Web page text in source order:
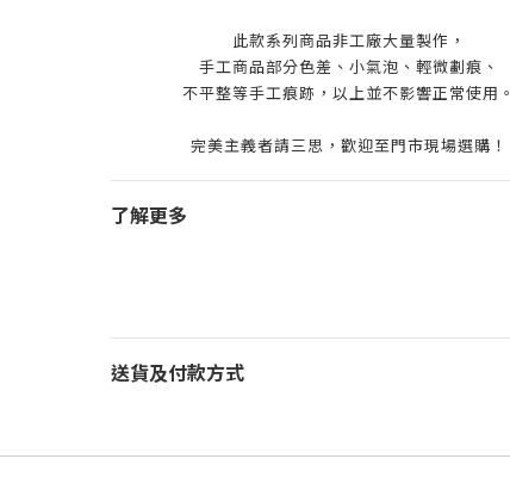
此款系列商品非工廠大量製作，
手工商品部分色差、小氣泡、輕微劃痕、
不平整等手工痕跡，以上並不影響正常使用。
完美主義者請三思，歡迎至門市現場選購！
了解更多
送貨及付款方式